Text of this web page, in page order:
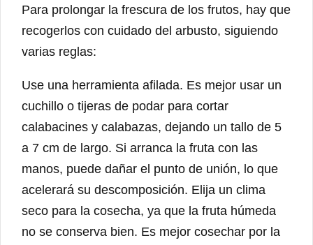
Para prolongar la frescura de los frutos, hay que
recogerlos con cuidado del arbusto, siguiendo
varias reglas:
Use una herramienta afilada. Es mejor usar un
cuchillo o tijeras de podar para cortar
calabacines y calabazas, dejando un tallo de 5
a 7 cm de largo. Si arranca la fruta con las
manos, puede dañar el punto de unión, lo que
acelerará su descomposición. Elija un clima
seco para la cosecha, ya que la fruta húmeda
no se conserva bien. Es mejor cosechar por la